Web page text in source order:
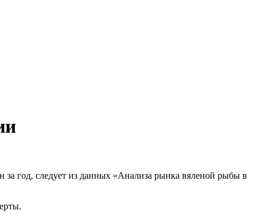
год, следует из данных «Анализа рынка вяленой рыбы в